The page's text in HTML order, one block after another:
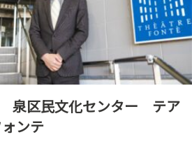
泉区民文化センター テア
ンテ